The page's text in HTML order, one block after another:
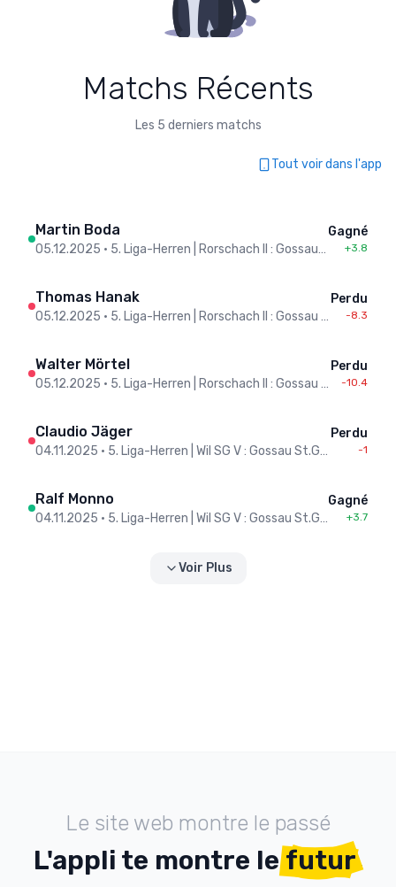
Matchs Récents
Les 5 derniers matchs
Tout voir dans l'app
Martin Boda
05.12.2025 • 5. Liga-Herren | Rorschach II : Gossau St.Gallen III
Gagné
+3.8
Thomas Hanak
05.12.2025 • 5. Liga-Herren | Rorschach II : Gossau St.Gallen III
Perdu
-8.3
Walter Mörtel
05.12.2025 • 5. Liga-Herren | Rorschach II : Gossau St.Gallen III
Perdu
-10.4
Claudio Jäger
04.11.2025 • 5. Liga-Herren | Wil SG V : Gossau St.Gallen III
Perdu
-1
Ralf Monno
04.11.2025 • 5. Liga-Herren | Wil SG V : Gossau St.Gallen III
Gagné
+3.7
Voir Plus
Le site web montre le passé
L'appli te montre lefutur.